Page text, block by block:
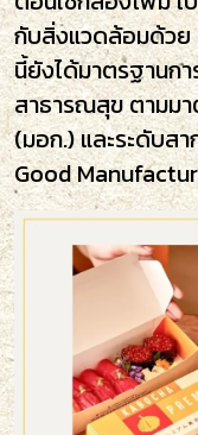
กับสิ่งแวดล้อมด้ว
นี้ยังได้มาตรฐานก
สาธารณสุข ตามม
(มอก.) และระดับส
Good